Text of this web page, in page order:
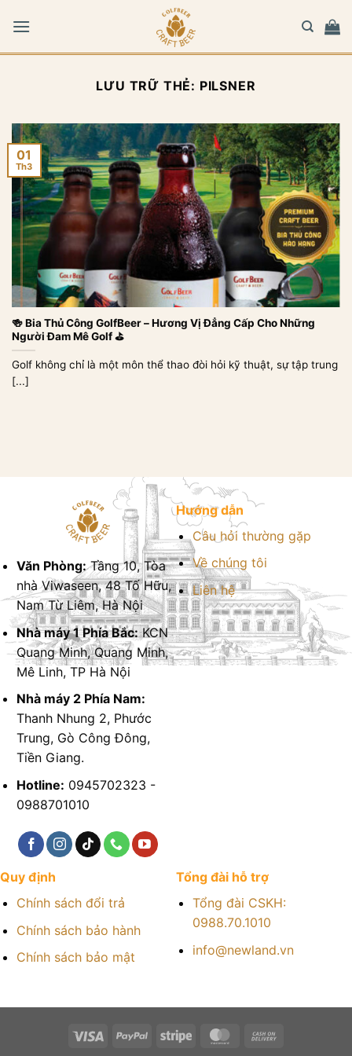
qua
LƯU TRỮ THẺ: PILSNER
🍻 Bia Thủ Công GolfBeer – Hương Vị Đẳng Cấp Cho Những
Người Đam Mê Golf ⛳
Golf không chỉ là một môn thể thao đòi hỏi kỹ thuật, sự tập trung
[...]
01
Th3
Văn Phòng:Tầng 10, Tòa
nhà Viwaseen, 48 Tố Hữu,
Nam Từ Liêm, Hà Nội
Nhà máy 1 Phía Bắc:KCN
Quang Minh, Quang Minh,
Mê Linh, TP Hà Nội
Nhà máy 2 Phía Nam:
Thanh Nhung 2, Phước
Trung, Gò Công Đông,
Tiền Giang.
Hotline: 0945702323 -
0988701010
Hướng dẫn
Câu hỏi thường gặp
Về chúng tôi
Liên hệ
Quy định
Chính sách đổi trả
Chính sách bảo hành
Chính sách bảo mật
Tổng đài hỗ trợ
Tổng đài CSKH:
0988.70.1010
info@newland.vn